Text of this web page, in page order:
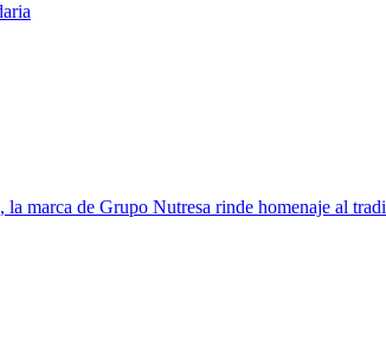
marca de Grupo Nutresa rinde homenaje al